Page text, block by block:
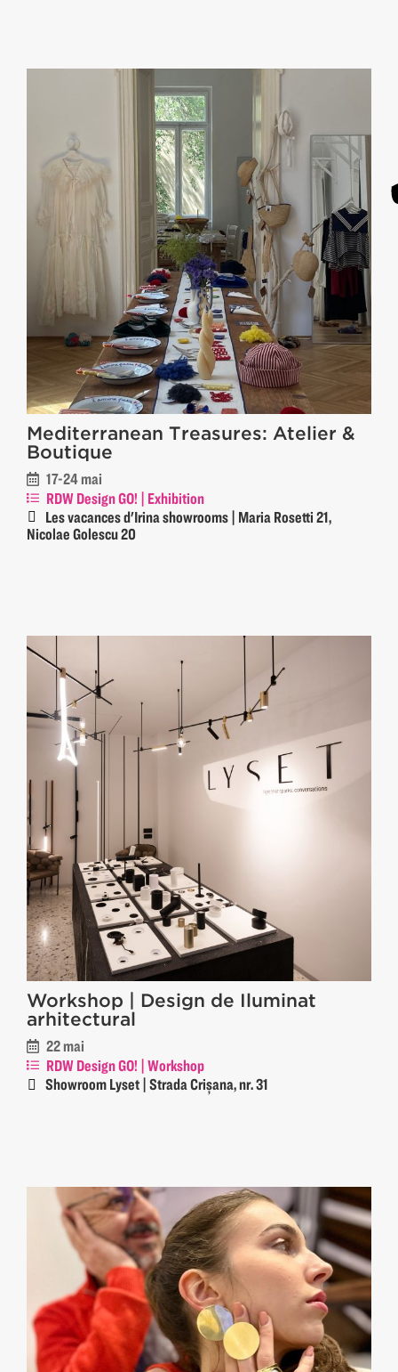
Mediterranean Treasures: Atelier &
Boutique
17-24 mai
RDW Design GO! | Exhibition
Les vacances d'Irina showrooms | Maria Rosetti 21,
Nicolae Golescu 20
Workshop | Design de Iluminat
arhitectural
22 mai
RDW Design GO! | Workshop
Showroom Lyset | Strada Crișana, nr. 31